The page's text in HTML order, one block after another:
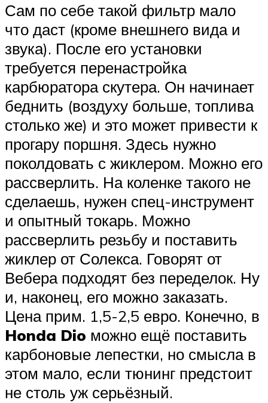
Сам по себе такой фильтр мало
что даст (кроме внешнего вида и
звука). После его установки
требуется перенастройка
карбюратора скутера. Он начинает
беднить (воздуху больше, топлива
столько же) и это может привести к
прогару поршня. Здесь нужно
поколдовать с жиклером. Можно его
рассверлить. На коленке такого не
сделаешь, нужен спец-инструмент
и опытный токарь. Можно
рассверлить резьбу и поставить
жиклер от Солекса. Говорят от
Вебера подходят без переделок. Ну
и, наконец, его можно заказать.
Цена прим. 1,5-2,5 евро. Конечно, в
Honda Dio можно ещё поставить
карбоновые лепестки, но смысла в
этом мало, если тюнинг предстоит
не столь уж серьёзный.